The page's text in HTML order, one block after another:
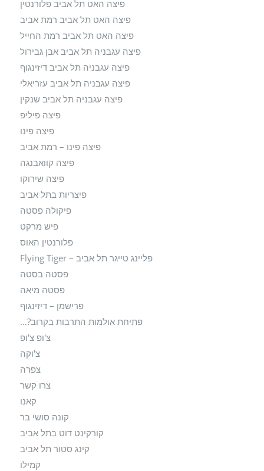
פיצה האט תל אביב פלורנטין
פיצה האט תל אביב רמת אביב
פיצה האט תל אביב רמת החייל
פיצה עגבניה תל אביב אבן גבירול
פיצה עגבניה תל אביב דיזינגוף
פיצה עגבניה תל אביב עזריאלי
פיצה עגבניה תל אביב שנקין
פיצה פיליפ
פיצה פינו
פיצה פינו – רמת אביב
פיצה קוואבנגה
פיצה שירוקו
פיצריות בתל אביב
פיקולה פסטה
פיש מרקט
פלורנטין האוס
פליינג טייגר תל אביב – Flying Tiger
פסטה בסטה
פסטה מיאה
פרישמן – דיזינגוף
פתיחת אולמות התרבות בקרוב?…
צ'ופ צ'ופ
צ'וקה
צפרה
צרו קשר
קאנו
קונה סושי בר
קורקינט דוט בתל אביב
קינג סטור תל אביב
קמילו